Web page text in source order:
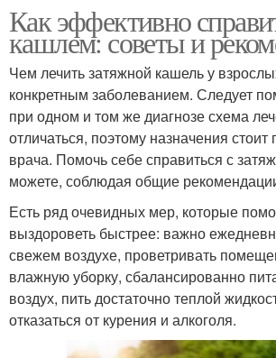
Как эффективно
кашлем: советы и
Чем лечить затяжной кашель у
конкретным заболеванием. Следует
при одном и том же диагнозе схема
отличаться, поэтому назначения стоит
врача. Помочь себе справиться с
можете, соблюдая общие
Есть ряд очевидных мер, которые
выздороветь быстрее: важно
свежем воздухе, проветривать
влажную уборку, сбалансированно
воздух, пить достаточно теплой
отказаться от курения и алкоголя.